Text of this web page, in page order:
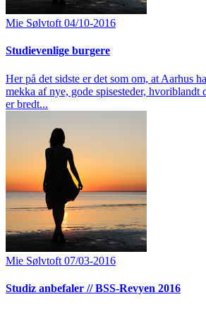
Mie Sølvtoft 04/10-2016
Studievenlige burgere
Her på det sidste er det som om, at Aarhus
mekka af nye, gode spisesteder, hvoriblandt
er bredt...
Mie Sølvtoft 07/03-2016
Studiz anbefaler // BSS-Revyen 2016